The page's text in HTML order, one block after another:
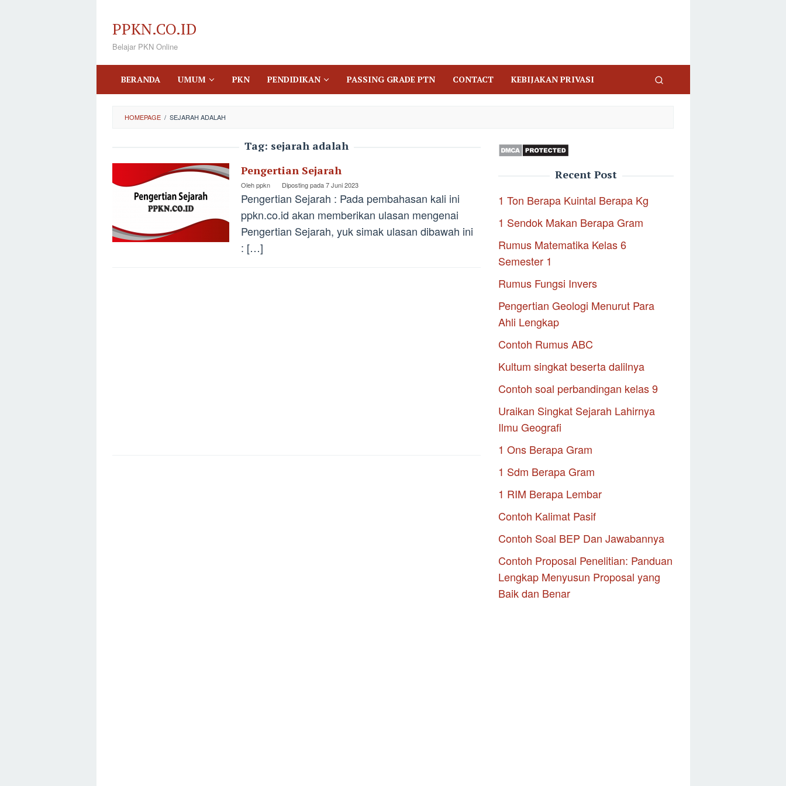
konten
PPKN.CO.ID
Belajar PKN Online
BERANDA UMUM PKN PENDIDIKAN PASSING GRADE PTN CONTACT KEBIJAKAN PRIVASI
HOMEPAGE / SEJARAH ADALAH
Tag: sejarah adalah
Pengertian Sejarah
Olehppkn Diposting pada7 Juni 2023
Pengertian Sejarah : Pada pembahasan kali ini
ppkn.co.id akan memberikan ulasan mengenai
Pengertian Sejarah, yuk simak ulasan dibawah ini
: […]
Recent Post
1 Ton Berapa Kuintal Berapa Kg
1 Sendok Makan Berapa Gram
Rumus Matematika Kelas 6
Semester 1
Rumus Fungsi Invers
Pengertian Geologi Menurut Para
Ahli Lengkap
Contoh Rumus ABC
Kultum singkat beserta dalilnya
Contoh soal perbandingan kelas 9
Uraikan Singkat Sejarah Lahirnya
Ilmu Geografi
1 Ons Berapa Gram
1 Sdm Berapa Gram
1 RIM Berapa Lembar
Contoh Kalimat Pasif
Contoh Soal BEP Dan Jawabannya
Contoh Proposal Penelitian: Panduan
Lengkap Menyusun Proposal yang
Baik dan Benar